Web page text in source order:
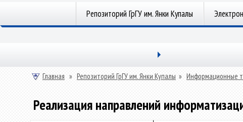
Репозиторий ГрГУ им. Янки Купалы
Главная » Репозиторий ГрГУ им. Янки Купалы » Информационные
Реализация направлений